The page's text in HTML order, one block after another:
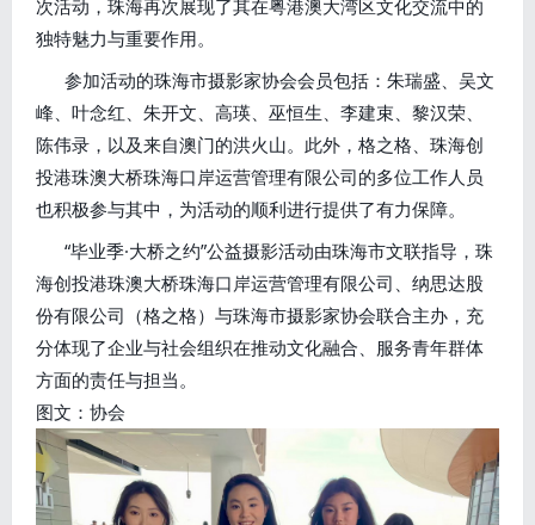
次活动，珠海再次展现了其在粤港澳大湾区文化交流中的
独特魅力与重要作用。
参加活动的珠海市摄影家协会会员包括：朱瑞盛、吴文
峰、叶念红、朱开文、高瑛、巫恒生、李建束、黎汉荣、
陈伟录，以及来自澳门的洪火山。此外，格之格、珠海创
投港珠澳大桥珠海口岸运营管理有限公司的多位工作人员
也积极参与其中，为活动的顺利进行提供了有力保障。
“毕业季·大桥之约”公益摄影活动由珠海市文联指导，珠
海创投港珠澳大桥珠海口岸运营管理有限公司、纳思达股
份有限公司（格之格）与珠海市摄影家协会联合主办，充
分体现了企业与社会组织在推动文化融合、服务青年群体
方面的责任与担当。
图文：协会